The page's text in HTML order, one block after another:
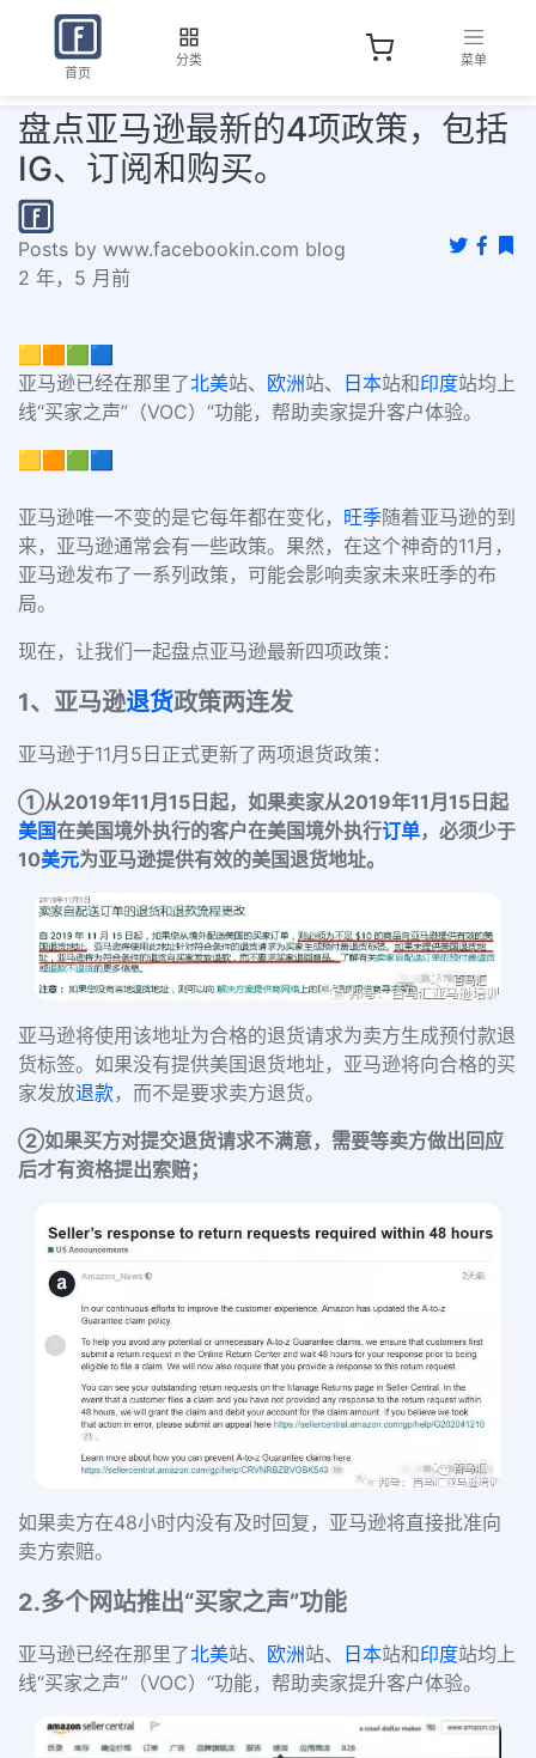
首页
分类 菜单
盘点亚马逊最新的4项政策，包括
IG、订阅和购买。
Posts by www.facebookin.com blog
2 年，5 月前
🟨🟧🟩🟦
亚马逊已经在那里了北美站、 欧洲站、 日本站和印度站均上
线“买家之声”（VOC）“功能，帮助卖家提升客户体验。
🟨🟧🟩🟦
亚马逊唯一不变的是它每年都在变化， 旺季随着亚马逊的到
来，亚马逊通常会有一些政策。果然，在这个神奇的11月，
亚马逊发布了一系列政策，可能会影响卖家未来旺季的布
局。
现在，让我们一起盘点亚马逊最新四项政策：
1、亚马逊退货政策两连发
亚马逊于11月5日正式更新了两项退货政策：
①从2019年11月15日起，如果卖家从2019年11月15日起
美国在美国境外执行的客户在美国境外执行订单，必须少于
10美元为亚马逊提供有效的美国退货地址。
亚马逊将使用该地址为合格的退货请求为卖方生成预付款退
货标签。如果没有提供美国退货地址，亚马逊将向合格的买
家发放退款，而不是要求卖方退货。
②如果买方对提交退货请求不满意，需要等卖方做出回应
后才有资格提出索赔；
如果卖方在48小时内没有及时回复，亚马逊将直接批准向
卖方索赔。
2.多个网站推出“买家之声”功能
亚马逊已经在那里了北美站、 欧洲站、 日本站和印度站均上
线“买家之声”（VOC）“功能，帮助卖家提升客户体验。